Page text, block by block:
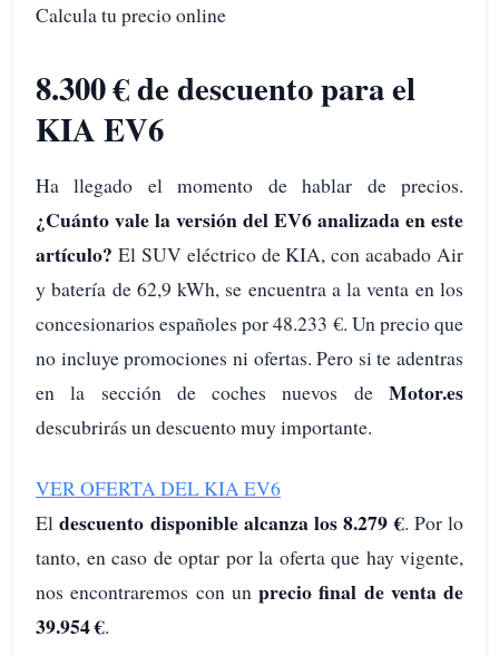
Calcula tu precio online
8.300 € de descuento para el
KIA EV6
Ha llegado el momento de hablar de precios.
¿Cuánto vale la versión del EV6 analizada en este
artículo? El SUV eléctrico de KIA, con acabado Air
y batería de 62,9 kWh, se encuentra a la venta en los
concesionarios españoles por 48.233 €. Un precio que
no incluye promociones ni ofertas. Pero si te adentras
en la sección de coches nuevos de Motor.es
descubrirás un descuento muy importante.
VER OFERTA DEL KIA EV6
Eldescuento disponible alcanza los 8.279 €. Por lo
tanto, en caso de optar por la oferta que hay vigente,
nos encontraremos con un precio final de venta de
39.954 €.